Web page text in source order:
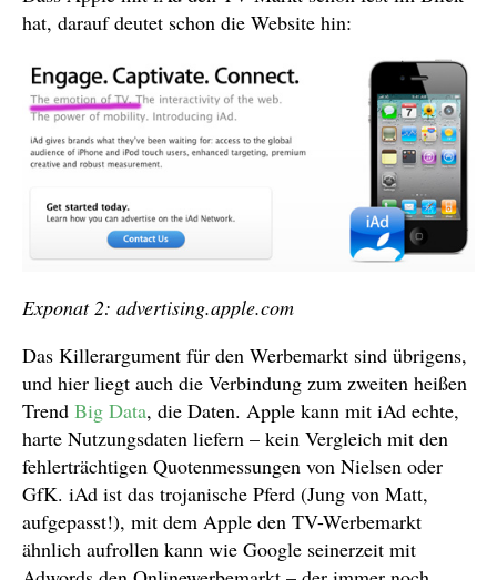
hat, darauf deutet schon die Website hin:
Exponat 2: advertising.apple.com
Das Killerargument für den Werbemarkt sind übrigens,
und hier liegt auch die Verbindung zum zweiten heißen
Trend Big Data, die Daten. Apple kann mit iAd echte,
harte Nutzungsdaten liefern – kein Vergleich mit den
fehlerträchtigen Quotenmessungen von Nielsen oder
GfK. iAd ist das trojanische Pferd (Jung von Matt,
aufgepasst!), mit dem Apple den TV-Werbemarkt
ähnlich aufrollen kann wie Google seinerzeit mit